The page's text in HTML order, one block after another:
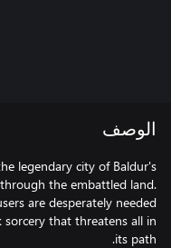
الوصف
legendary city of Baldur's
the embattled land.
are desperately needed
that threatens all in
its path.